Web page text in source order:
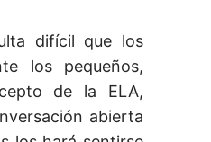
difícil que los
los pequeños,
de la ELA,
abierta